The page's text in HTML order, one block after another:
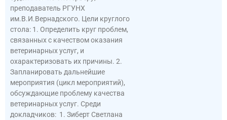
преподаватель РГУНХ
им.В.И.Вернадского. Цели круглого
стола: 1. Определить круг проблем,
связанных с качеством оказания
ветеринарных услуг, и
охарактеризовать их причины. 2.
Запланировать дальнейшие
мероприятия (цикл мероприятий),
обсуждающие проблему качества
ветеринарных услуг. Среди
докладчиков: 1. Зиберт Светлана